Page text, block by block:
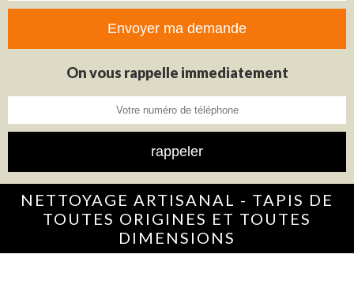
On vous rappelle immediatement
NETTOYAGE ARTISANAL - TAPIS DE
TOUTES ORIGINES ET TOUTES
DIMENSIONS